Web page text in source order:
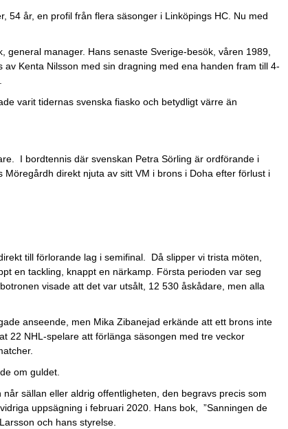
54 år, en profil från flera säsonger i Linköpings HC. Nu med
general manager. Hans senaste Sverige-besök, våren 1989,
Kenta Nilsson med sin dragning med ena handen fram till 4-
varit tidernas svenska fiasko och betydligt värre än
I bordtennis där svenskan Petra Sörling är ordförande i
direkt njuta av sitt VM i brons i Doha efter förlust i
till förlorande lag i semifinal. Då slipper vi trista möten,
en tackling, knappt en närkamp. Första perioden var seg
visade att det var utsålt, 12 530 åskådare, men alla
anseende, men Mika Zibanejad erkände att ett brons inte
22 NHL-spelare att förlänga säsongen med tre veckor
om guldet.
sällan eller aldrig offentligheten, den begravs precis som
uppsägning i februari 2020. Hans bok, ”Sanningen de
och hans styrelse.